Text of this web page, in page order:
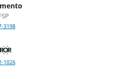
3198
1026